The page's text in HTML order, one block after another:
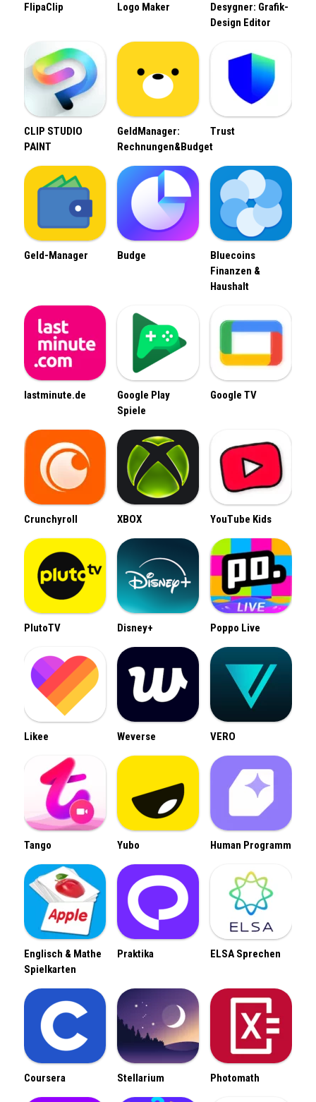
FlipaClip Logo Maker
Desygner: Grafik-
Design Editor
CLIP STUDIO
PAINT
GeldManager:
Rechnungen&Budget
Trust
Geld-Manager Budge
Bluecoins
Finanzen &
Haushalt
lastminute.de
Google Play
Spiele
Google TV
Crunchyroll XBOX YouTube Kids
PlutoTV Disney+ Poppo Live
Likee Weverse VERO
Tango Yubo Human Programm
Englisch & Mathe
Spielkarten
Praktika ELSA Sprechen
Coursera Stellarium Photomath